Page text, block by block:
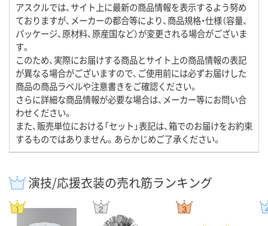
アスクルでは、サイト上に最新の商品情報を表示するよう努め
ておりますが、メーカーの都合等により、商品規格・仕様（容量、
パッケージ、原材料、原産国など）が変更される場合がございま
す。
このため、実際にお届けする商品とサイト上の商品情報の表記
が異なる場合がございますので、ご使用前には必ずお届けした
商品の商品ラベルや注意書きをご確認ください。
さらに詳細な商品情報が必要な場合は、メーカー等にお問い合
わせください。
また、販売単位における「セット」表記は、箱でのお届けをお約束
するものではありません。あらかじめご了承ください。
演技/応援衣装の売れ筋ランキング